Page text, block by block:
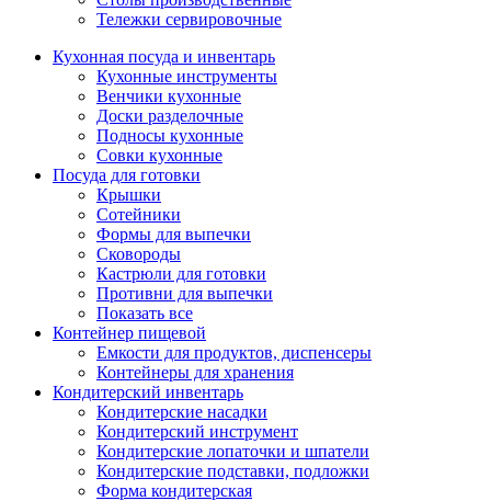
Тележки сервировочные
Кухонная посуда и инвентарь
Кухонные инструменты
Венчики кухонные
Доски разделочные
Подносы кухонные
Совки кухонные
Посуда для готовки
Крышки
Сотейники
Формы для выпечки
Сковороды
Кастрюли для готовки
Противни для выпечки
Показать все
Контейнер пищевой
Емкости для продуктов, диспенсеры
Контейнеры для хранения
Кондитерский инвентарь
Кондитерские насадки
Кондитерский инструмент
Кондитерские лопаточки и шпатели
Кондитерские подставки, подложки
Форма кондитерская